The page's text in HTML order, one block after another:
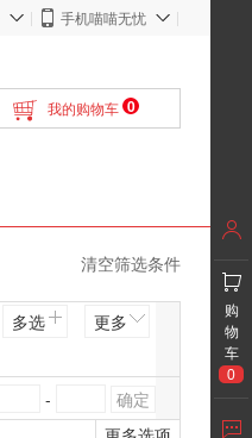
手机喵喵无忧
我的购物车 0
清空筛选条件
多选 更多
-
购
物
车
0